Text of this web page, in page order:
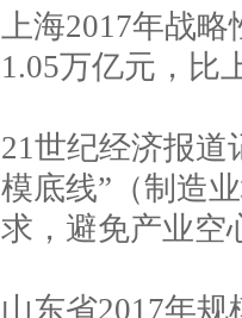
上海2017年战
1.05万亿元，比
21世纪经济报道
模底线”（制造
求，避免产业空
山东省2017年